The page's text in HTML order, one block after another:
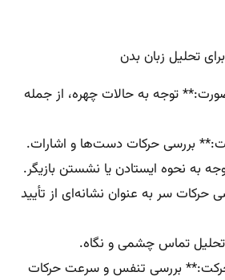
توجه به حالات چهره، از جمله
حرکات سر به عنوان نشانه‌ای از تأیید
بررسی تنفس و سرعت حرکات